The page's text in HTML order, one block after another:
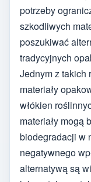
potrzeby
szkodliwych
poszukiwać
tradycyjnych
Jednym z takich
materiały
włókien
materiały mogą
biodegradacji w
negatywnego
alternatywą są